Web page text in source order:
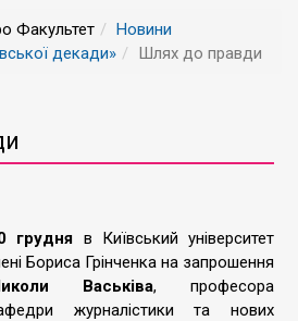
Факультет
Новини
декади»
Шлях до правди
грудня в Київський університет
Бориса Грінченка на запрошення
Васьківа, професора
журналістики та нових